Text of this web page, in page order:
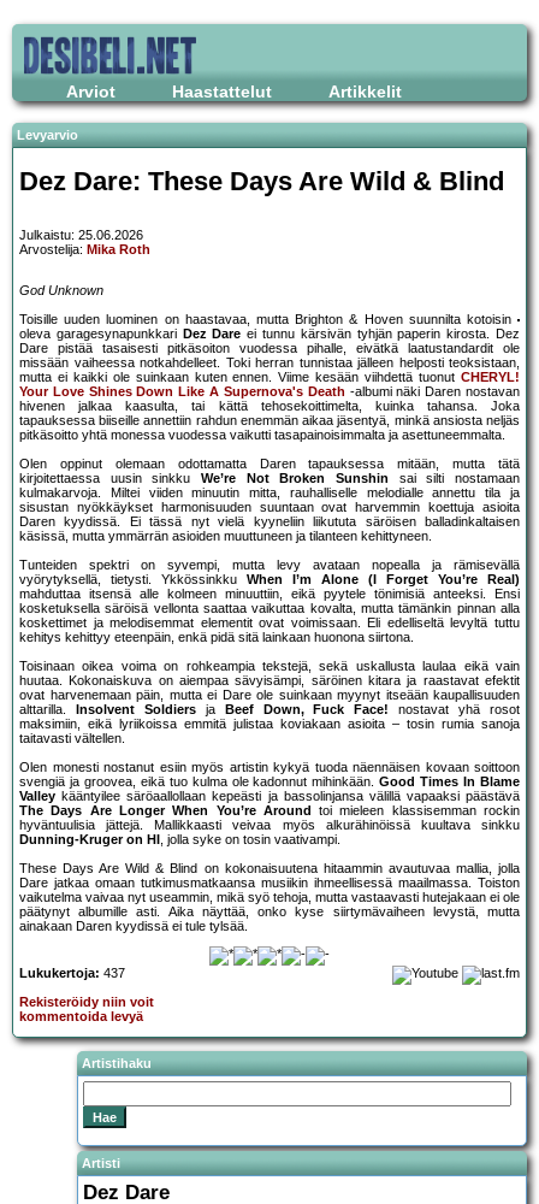
Arviot Haastattelut Artikkelit
Levyarvio
Dez Dare: These Days Are Wild & Blind
Julkaistu: 25.06.2026
Arvostelija: Mika Roth
God Unknown
Toisille uuden luominen on haastavaa, mutta Brighton & Hoven suunnilta kotoisin
oleva garagesynapunkkari Dez Dare ei tunnu kärsivän tyhjän paperin kirosta. Dez
Dare pistää tasaisesti pitkäsoiton vuodessa pihalle, eivätkä laatustandardit ole
missään vaiheessa notkahdelleet. Toki herran tunnistaa jälleen helposti teoksistaan,
mutta ei kaikki ole suinkaan kuten ennen. Viime kesään viihdettä tuonut CHERYL!
Your Love Shines Down Like A Supernova's Death -albumi näki Daren nostavan
hivenen jalkaa kaasulta, tai kättä tehosekoittimelta, kuinka tahansa. Joka
tapauksessa biiseille annettiin rahdun enemmän aikaa jäsentyä, minkä ansiosta neljäs
pitkäsoitto yhtä monessa vuodessa vaikutti tasapainoisimmalta ja asettuneemmalta.
Olen oppinut olemaan odottamatta Daren tapauksessa mitään, mutta tätä
kirjoitettaessa uusin sinkku We’re Not Broken Sunshin sai silti nostamaan
kulmakarvoja. Miltei viiden minuutin mitta, rauhalliselle melodialle annettu tila ja
sisustan nyökkäykset harmonisuuden suuntaan ovat harvemmin koettuja asioita
Daren kyydissä. Ei tässä nyt vielä kyyneliin liikututa säröisen balladinkaltaisen
käsissä, mutta ymmärrän asioiden muuttuneen ja tilanteen kehittyneen.
Tunteiden spektri on syvempi, mutta levy avataan nopealla ja rämisevällä
vyörytyksellä, tietysti. Ykkössinkku When I’m Alone (I Forget You’re Real)
mahduttaa itsensä alle kolmeen minuuttiin, eikä pyytele tönimisiä anteeksi. Ensi
kosketuksella säröisä vellonta saattaa vaikuttaa kovalta, mutta tämänkin pinnan alla
koskettimet ja melodisemmat elementit ovat voimissaan. Eli edelliseltä levyltä tuttu
kehitys kehittyy eteenpäin, enkä pidä sitä lainkaan huonona siirtona.
Toisinaan oikea voima on rohkeampia tekstejä, sekä uskallusta laulaa eikä vain
huutaa. Kokonaiskuva on aiempaa sävyisämpi, säröinen kitara ja raastavat efektit
ovat harvenemaan päin, mutta ei Dare ole suinkaan myynyt itseään kaupallisuuden
alttarilla.
Insolvent Soldiersja Beef Down, Fuck Face!
nostavat yhä rosot
maksimiin, eikä lyriikoissa emmitä julistaa koviakaan asioita – tosin rumia sanoja
taitavasti vältellen.
Olen monesti nostanut esiin myös artistin kykyä tuoda näennäisen kovaan soittoon
svengiä ja groovea, eikä tuo kulma ole kadonnut mihinkään.Good Times In Blame
Valley kääntyilee säröaallollaan kepeästi ja bassolinjansa välillä vapaaksi päästävä
The Days Are Longer When You’re Around
toi mieleen klassisemman rockin
hyväntuulisia jättejä. Mallikkaasti veivaa myös alkurähinöissä kuultava sinkku
Dunning-Kruger on HI , jolla syke on tosin vaativampi.
These Days Are Wild & Blind on kokonaisuutena hitaammin avautuvaa mallia, jolla
Dare jatkaa omaan tutkimusmatkaansa musiikin ihmeellisessä maailmassa. Toiston
vaikutelma vaivaa nyt useammin, mikä syö tehoja, mutta vastaavasti hutejakaan ei ole
päätynyt albumille asti. Aika näyttää, onko kyse siirtymävaiheen levystä, mutta
ainakaan Daren kyydissä ei tule tylsää.
Lukukertoja: 437
Rekisteröidy niin voit
kommentoida levyä
Artistihaku
Artisti
Dez Dare